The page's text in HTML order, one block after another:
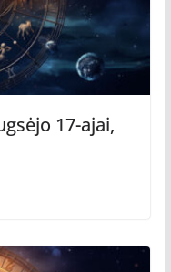
17-ajai,